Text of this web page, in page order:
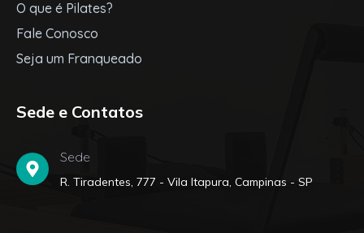
O que é Pilates?
Fale Conosco
Seja um Franqueado
Sede e Contatos
Sede
R. Tiradentes, 777 - Vila Itapura, Campinas - SP